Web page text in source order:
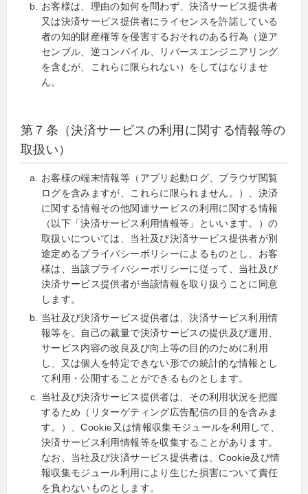
お客様は、理由の如何を問わず、決済サービス提供者
又は決済サービス提供者にライセンスを許諾している
者の知的財産権等を侵害するおそれのある行為（逆ア
センブル、逆コンパイル、リバースエンジニアリング
を含むが、これらに限られない）をしてはなりませ
ん。
第７条（決済サービスの利用に関する情報等の
取扱い）
お客様の端末情報等（アプリ起動ログ、ブラウザ閲覧
ログを含みますが、これらに限られません。）、決済
に関する情報その他関連サービスの利用に関する情報
（以下「決済サービス利用情報等」といいます。）の
取扱いについては、当社及び決済サービス提供者が別
途定めるプライバシーポリシーによるものとし、お客
様は、当該プライバシーポリシーに従って、当社及び
決済サービス提供者が当該情報を取り扱うことに同意
します。
当社及び決済サービス提供者は、決済サービス利用情
報等を、自己の裁量で決済サービスの提供及び運用、
サービス内容の改良及び向上等の目的のために利用
し、又は個人を特定できない形での統計的な情報とし
て利用・公開することができるものとします。
当社及び決済サービス提供者は、その利用状況を把握
するため（リターゲティング広告配信の目的を含みま
す。）、Cookie又は情報収集モジュールを利用して、
決済サービス利用情報等を収集することがあります。
なお、当社及び決済サービス提供者は、Cookie及び情
報収集モジュール利用により生じた損害について責任
を負わないものとします。